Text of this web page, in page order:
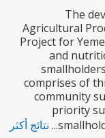
Project
نتائج أكثر